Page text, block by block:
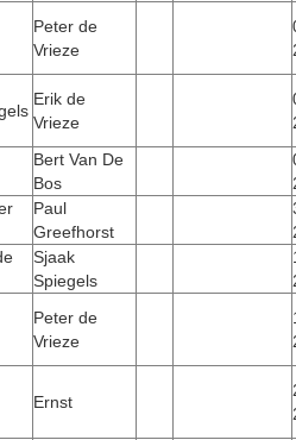
Peter de
Vrieze
Erik de
Vrieze
Bert Van De
Bos
Paul
Greefhorst
Sjaak
Spiegels
Peter de
Vrieze
Ernst